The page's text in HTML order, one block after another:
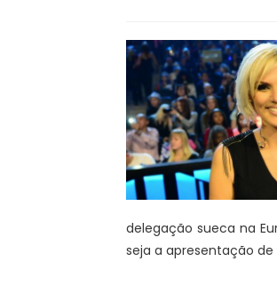
delegação sueca na
seja a apresentação de